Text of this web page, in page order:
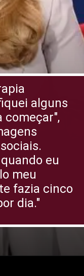
alguns
começar",
eu
meu
fazia cinco
dia."